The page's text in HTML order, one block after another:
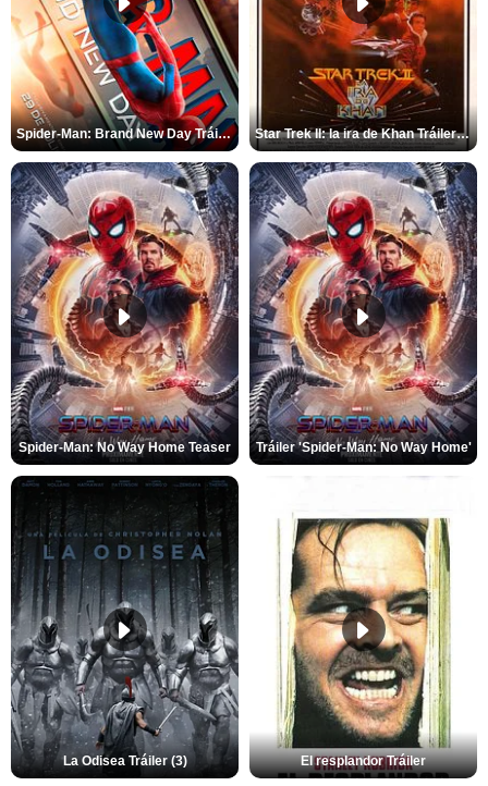
Spider-Man: Brand New Day Tráiler (3) Star Trek II: la ira de Khan Tráiler VO
Spider-Man: No Way Home Teaser Tráiler 'Spider-Man: No Way Home'
La Odisea Tráiler (3) El resplandor Tráiler